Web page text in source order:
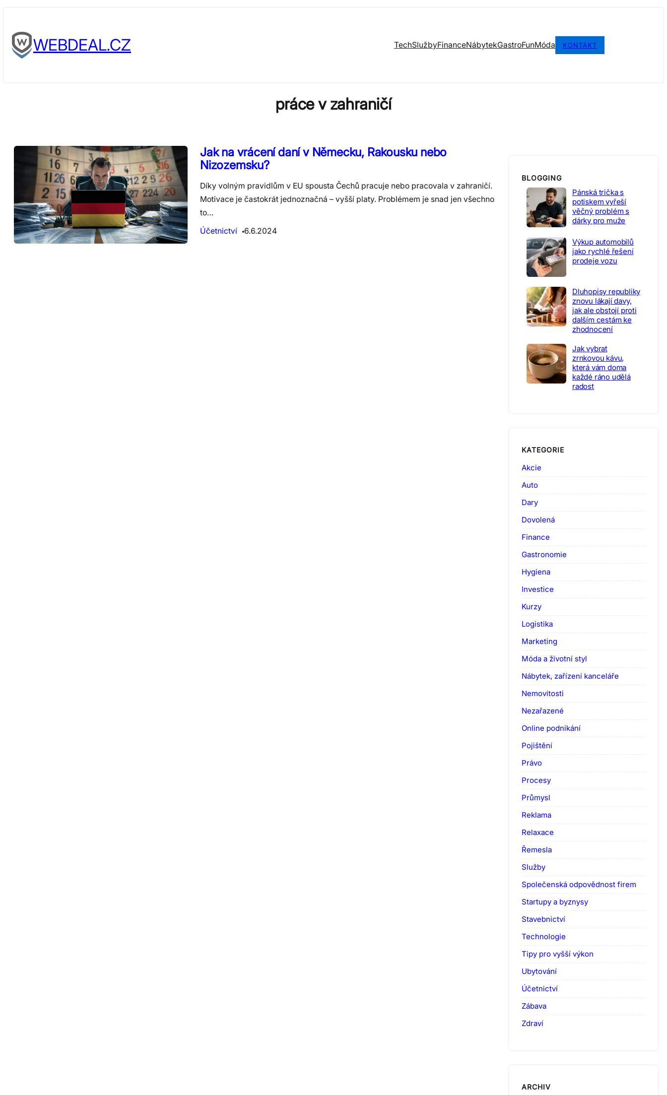
contentWEBDEAL.CZ TechSlužbyFinanceNábytekGastroFunMóda KONTAKT
práce v zahraničí
Jak na vrácení daní v Německu, Rakousku nebo
Nizozemsku?
Díky volným pravidlům v EU spousta Čechů pracuje nebo pracovala v zahraničí.
Motivace je častokrát jednoznačná – vyšší platy. Problémem je snad jen všechno
to…
Účetnictví
6.6.2024
BLOGGING
Pánská trička s
potiskem vyřeší
věčný problém s
dárky pro muže
Výkup automobilů
jako rychlé řešení
prodeje vozu
Dluhopisy republiky
znovu lákají davy,
jak ale obstojí proti
dalším cestám ke
zhodnocení
Jak vybrat
zrnkovou kávu,
která vám doma
každé ráno udělá
radost
KATEGORIE
Akcie
Auto
Dary
Dovolená
Finance
Gastronomie
Hygiena
Investice
Kurzy
Logistika
Marketing
Móda a životní styl
Nábytek, zařízení kanceláře
Nemovitosti
Nezařazené
Online podnikání
Pojištění
Právo
Procesy
Průmysl
Reklama
Relaxace
Řemesla
Služby
Společenská odpovědnost firem
Startupy a byznysy
Stavebnictví
Technologie
Tipy pro vyšší výkon
Ubytování
Účetnictví
Zábava
Zdraví
ARCHIV